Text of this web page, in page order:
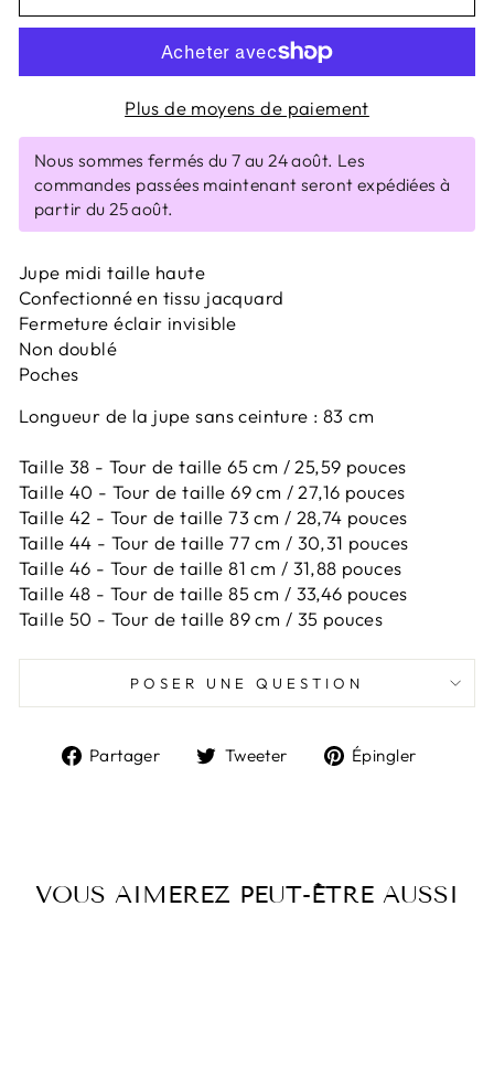
Plus de moyens de paiement
Nous sommes fermés du 7 au 24 août. Les
commandes passées maintenant seront expédiées à
partir du 25 août.
Jupe midi taille haute
Confectionné en tissu jacquard
Fermeture éclair invisible
Non doublé
Poches
Longueur de la jupe sans ceinture : 83 cm
Taille 38 - Tour de taille 65 cm / 25,59 pouces
Taille 40 - Tour de taille 69 cm / 27,16 pouces
Taille 42 - Tour de taille 73 cm / 28,74 pouces
Taille 44 - Tour de taille 77 cm / 30,31 pouces
Taille 46 - Tour de taille 81 cm / 31,88 pouces
Taille 48 - Tour de taille 85 cm / 33,46 pouces
Taille 50 - Tour de taille 89 cm / 35 pouces
POSER UNE QUESTION
Partager
PartagerTweeter
TweeterÉpingler
VOUS AIMEREZ PEUT-ÊTRE AUSSI